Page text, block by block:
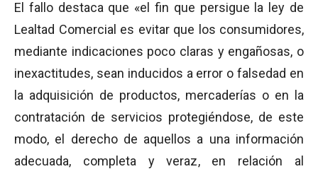
El fallo destaca que «el fin que persigue la ley de
Lealtad Comercial es evitar que los consumidores,
mediante indicaciones poco claras y engañosas, o
inexactitudes, sean inducidos a error o falsedad en
la adquisición de productos, mercaderías o en la
contratación de servicios protegiéndose, de este
modo, el derecho de aquellos a una información
adecuada, completa y veraz, en relación al